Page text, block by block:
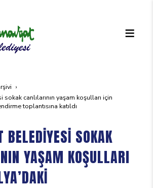
sokak canlilarinin yaşam koşullari i̇çi̇n
toplantisina katildi
BELEDİYESİ SOKAK
YAŞAM KOŞULLARI